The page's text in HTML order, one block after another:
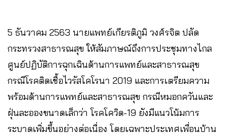
5​ ธันวาคม​ 2563​ นายแพทย์เกียรติภูมิ วงศ์รจิต ปลัด
กระทรวงสาธารณสุข ให้สัมภาษณ์ถึงการประชุมทางไกล
ศูนย์ปฏิบัติการฉุกเฉินด้านการแพทย์และสาธารณสุข
กรณีโรคติดเชื้อไวรัสโคโรนา 2019 และการเตรียมความ
พร้อมด้านการแพทย์และสาธารณสุข กรณีหมอกควันและ
ฝุ่นละอองขนาดเล็กว่า โรคโควิด-19 ยังมีแนวโน้มการ
ระบาดเพิ่มขึ้นอย่างต่อเนื่อง โดยเฉพาะประเทศเพื่อนบ้าน